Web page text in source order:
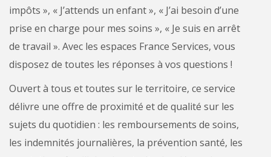
impôts », « J’attends un enfant », « J’ai besoin d’une
prise en charge pour mes soins », « Je suis en arrêt
de travail ». Avec les espaces France Services, vous
disposez de toutes les réponses à vos questions !
Ouvert à tous et toutes sur le territoire, ce service
délivre une offre de proximité et de qualité sur les
sujets du quotidien : les remboursements de soins,
les indemnités journalières, la prévention santé, les